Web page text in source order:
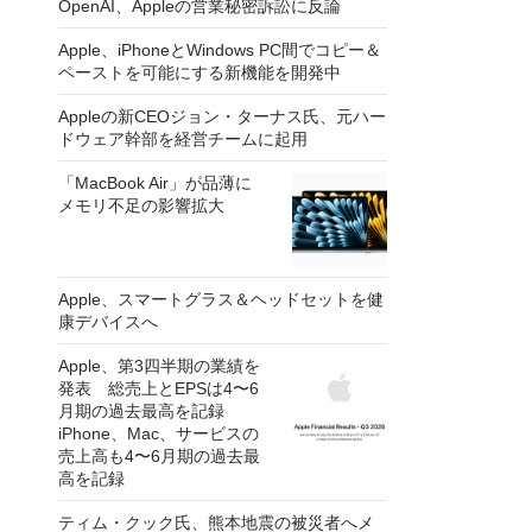
OpenAI、Appleの営業秘密訴訟に反論
Apple、iPhoneとWindows PC間でコピー＆
ペーストを可能にする新機能を開発中
Appleの新CEOジョン・ターナス氏、元ハー
ドウェア幹部を経営チームに起用
「MacBook Air」が品薄に
メモリ不足の影響拡大
Apple、スマートグラス＆ヘッドセットを健
康デバイスへ
Apple、第3四半期の業績を
発表 総売上とEPSは4〜6
月期の過去最高を記録
iPhone、Mac、サービスの
売上高も4〜6月期の過去最
高を記録
ティム・クック氏、熊本地震の被災者へメ